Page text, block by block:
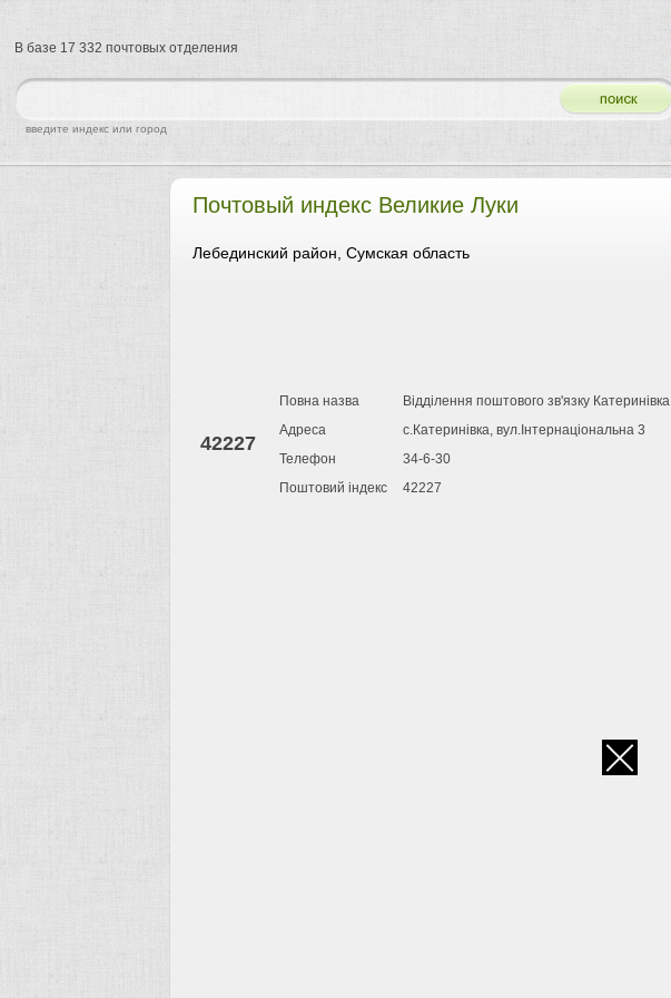
Почтовый индекс Великие Луки
Лебединский район, Сумская область
42227
Повна назва
Відділення поштового зв'язку Катеринівка
Адреса
с.Катеринівка, вул.Інтернаціональна 3
Телефон
34-6-30
Поштовий індекс
42227
найти
введите индекс или город
В базе 17 332 почтовых отделения